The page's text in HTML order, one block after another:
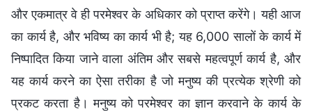
और एकमात्र वे ही परमेश्वर के अधिकार को प्राप्त करेंगे। यही आज
का कार्य है, और भविष्य का कार्य भी है; यह 6,000 सालों के कार्य में
निष्पादित किया जाने वाला अंतिम और सबसे महत्वपूर्ण कार्य है, और
यह कार्य करने का ऐसा तरीका है जो मनुष्य की प्रत्येक श्रेणी को
प्रकट करता है। मनुष्य को परमेश्वर का ज्ञान करवाने के कार्य के